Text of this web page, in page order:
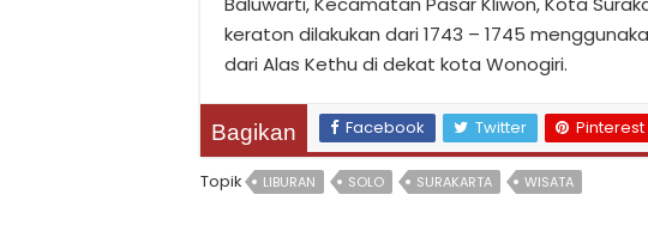
keraton dilakukan dari 1743 – 1745
dari Alas Kethu di dekat kota Wonogiri.
Bagikan Facebook Twitter Pinterest
Topik LIBURAN SOLO SURAKARTA WISATA